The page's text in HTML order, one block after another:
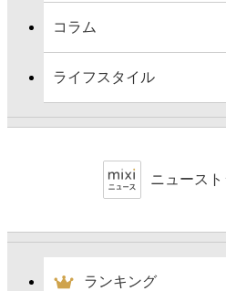
コラム
ライフスタイル
ニュース
ランキング